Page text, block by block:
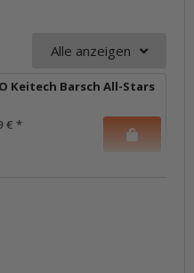
Alle anzeigen
Keitech Barsch All-Stars
€ *